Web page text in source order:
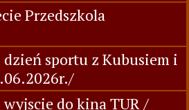
Przedszkola
sportu z Kubusiem i
do kina TUR /